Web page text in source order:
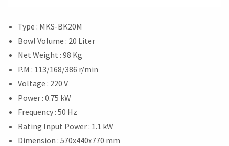
Type : MKS-BK20M
Bowl Volume : 20 Liter
Net Weight : 98 Kg
P.M : 113/168/386 r/min
Voltage : 220 V
Power : 0.75 kW
Frequency : 50 Hz
Rating Input Power : 1.1 kW
Dimension : 570x440x770 mm